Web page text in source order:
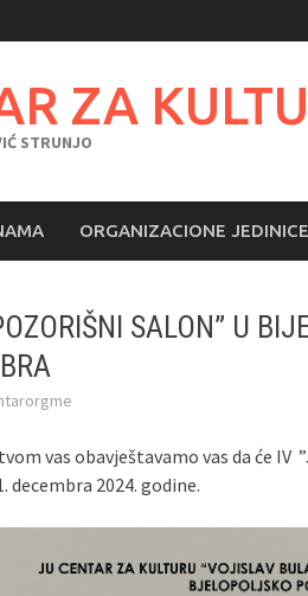
ZA
STRUNJO
ORGANIZACIONE JEDINICE
SALON” U
vas obavještavamo vas da će
decembra 2024. godine.